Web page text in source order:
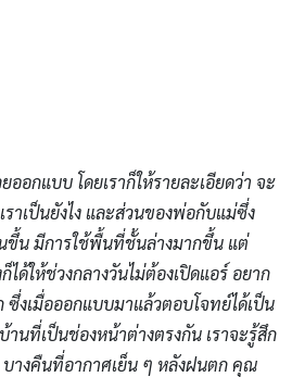
อกแบบ โดยเราก็ให้รายละเอียดว่า จะ
เป็นยังไง และส่วนของพ่อกับแม่ซึ่ง
ขึ้น มีการใช้พื้นที่ชั้นล่างมากขึ้น แต่
ได้ให้ช่วงกลางวันไม่ต้องเปิดแอร์ อยาก
งเมื่อออกแบบมาแล้วตอบโจทย์ได้เป็น
านที่เป็นช่องหน้าต่างตรงกัน เราจะรู้สึก
บางคืนที่อากาศเย็น ๆ หลังฝนตก คุณ